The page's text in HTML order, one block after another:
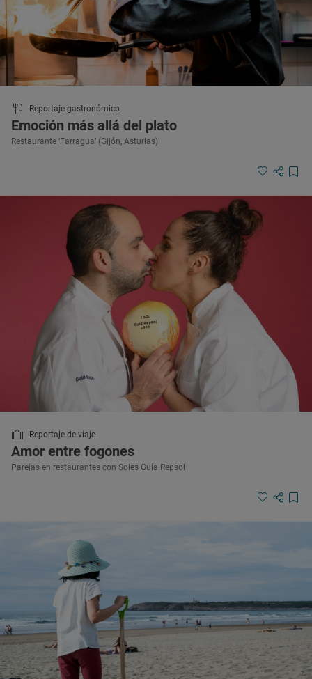
Reportaje gastronómico
Emoción más allá del plato
Restaurante ‘Farragua’ (Gijón, Asturias)
Reportaje de viaje
Amor entre fogones
Parejas en restaurantes con Soles Guía Repsol